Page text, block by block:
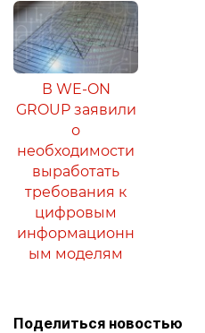
В WE-ON
GROUP заявили
о
необходимости
выработать
требования к
цифровым
информационн
ым моделям
Поделиться новостью